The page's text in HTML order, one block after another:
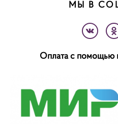
МЫ В
Оплата с помощью